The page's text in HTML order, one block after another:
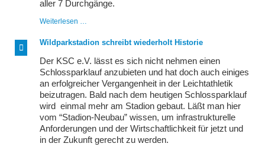
aller 7 Durchgänge.
Weiterlesen …
Wildparkstadion schreibt wiederholt Historie
Der KSC e.V. lässt es sich nicht nehmen einen
Schlossparklauf anzubieten und hat doch auch einiges
an erfolgreicher Vergangenheit in der Leichtathletik
beizutragen. Bald nach dem heutigen Schlossparklauf
wird einmal mehr am Stadion gebaut. Läßt man hier
vom “Stadion-Neubau” wissen, um infrastrukturelle
Anforderungen und der Wirtschaftlichkeit für jetzt und
in der Zukunft gerecht zu werden.